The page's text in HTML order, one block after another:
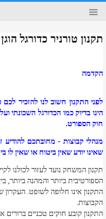
תקנון טורניר כדורגל הוגן
הקדמה
לפני התקנון חשוב לנו להזכיר
הינו בדיוק כמו הכדורגל השכונתי
חוק הספורט.
מנהלי קבוצות - מחובתכם להודיע
שאינו יודע שאין ביטוח או שאין לו
תקנון המשחק נועד לעזור לכולנו
הספורטיבית ביותר והמהנה
התקנון אינו חלופה לשופט.
הקבוצות.
התקנון קובע חוקים טכניים